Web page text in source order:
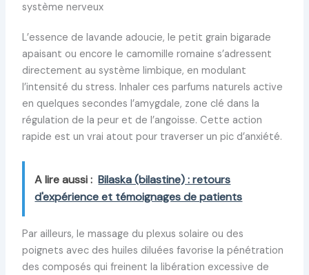
système nerveux
L’essence de lavande adoucie, le petit grain bigarade
apaisant ou encore le camomille romaine s’adressent
directement au système limbique, en modulant
l’intensité du stress. Inhaler ces parfums naturels active
en quelques secondes l’amygdale, zone clé dans la
régulation de la peur et de l’angoisse. Cette action
rapide est un vrai atout pour traverser un pic d’anxiété.
A lire aussi : Bilaska (bilastine) : retours
d'expérience et témoignages de patients
Par ailleurs, le massage du plexus solaire ou des
poignets avec des huiles diluées favorise la pénétration
des composés qui freinent la libération excessive de